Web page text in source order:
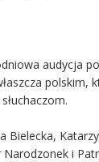
audycja
polskim,
Bielecka,
Narodzonek i